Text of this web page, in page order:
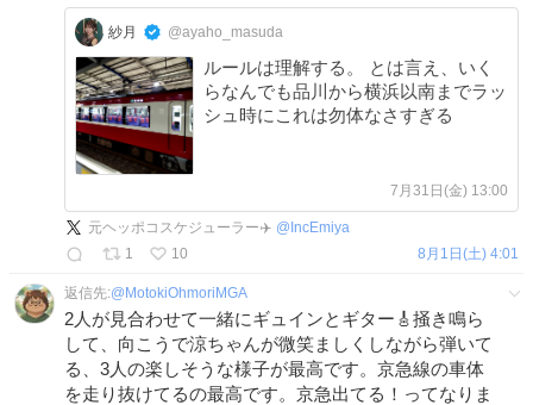
紗月 @ayaho_masuda
ルールは理解する。 とは言え、いく
らなんでも品川から横浜以南までラッ
シュ時にこれは勿体なさすぎる
7月31日(金) 13:00
元ヘッポコスケジューラー✈️ @ IncEmiya
1
10 8月1日(土) 4:01
返信先:@ MotokiOhmoriMGA
2人が見合わせて一緒にギュインとギター🎸掻き鳴ら
して、向こうで涼ちゃんが微笑ましくしながら弾いて
る、3人の楽しそうな様子が最高です。京急線の車体
を走り抜けてるの最高です。京急出てる！ってなりま